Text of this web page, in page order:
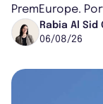
PremEurope.
ancienRabia Al Sid
06/08/26